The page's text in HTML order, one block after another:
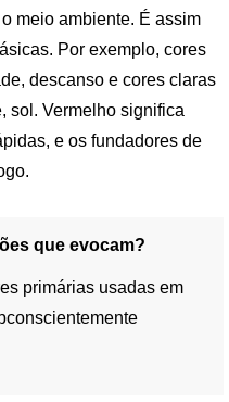
meio ambiente. É assim
Por exemplo, cores
descanso e cores claras
sol. Vermelho significa
e os fundadores de
que evocam?
primárias usadas em